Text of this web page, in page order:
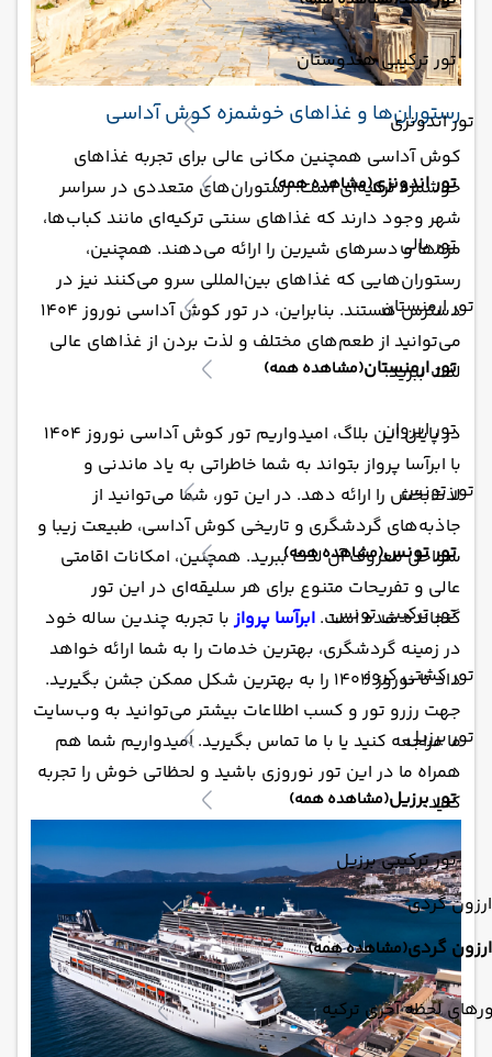
تور ترکیبی هندوستان
تور اندونزی
تور اندونزی(مشاهده همه)
تور بالی
تور ارمنستان
تور ارمنستان(مشاهده همه)
تور ایروان
تور تونس
تور تونس(مشاهده همه)
تور ترکیبی تونس
تور کشتی کروز
تور برزیل
تور برزیل(مشاهده همه)
تور ترکیبی برزیل
ارزون گردی
ارزون گردی(مشاهده همه)
لحظه آخری ترکیه
رستوران‌ها و غذاهای خوشمزه کوش آداسی
کوش آداسی همچنین مکانی عالی برای تجربه غذاهای
خوشمزه ترکیه‌ای است. رستوران‌های متعددی در سراسر
شهر وجود دارند که غذاهای سنتی ترکیه‌ای مانند کباب‌ها،
مزه‌ها و دسرهای شیرین را ارائه می‌دهند. همچنین،
رستوران‌هایی که غذاهای بین‌المللی سرو می‌کنند نیز در
دسترس هستند. بنابراین، در تور کوش آداسی نوروز 1404
می‌توانید از طعم‌های مختلف و لذت بردن از غذاهای عالی
لذت ببرید.
در پایان این بلاگ، امیدواریم تور کوش آداسی نوروز 1404
با ابرآسا پرواز بتواند به شما خاطراتی به یاد ماندنی و
لذت‌بخش را ارائه دهد. در این تور، شما می‌توانید از
جاذبه‌های گردشگری و تاریخی کوش آداسی، طبیعت زیبا و
سواحل معروف آن لذت ببرید. همچنین، امکانات اقامتی
عالی و تفریحات متنوع برای هر سلیقه‌ای در این تور
گنجانده شده است. ابرآسا پروازبا تجربه چندین ساله خود
در زمینه گردشگری، بهترین خدمات را به شما ارائه خواهد
داد تا نوروز 1404 را به بهترین شکل ممکن جشن بگیرید.
جهت رزرو تور و کسب اطلاعات بیشتر می‌توانید به وب‌سایت
ما مراجعه کنید یا با ما تماس بگیرید. امیدواریم شما هم
همراه ما در این تور نوروزی باشید و لحظاتی خوش را تجربه
کنید.